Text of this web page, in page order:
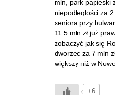
mln, park papieski
niepodległości za
seniora przy
11.5 mln zł już
zobaczyć jak się
dworzec za 7 mln
większy niż w
+6